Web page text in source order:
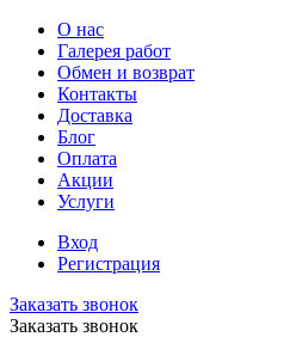
О нас
Галерея работ
Обмен и возврат
Контакты
Доставка
Блог
Оплата
Акции
Услуги
Вход
Регистрация
Заказать звонок
Заказать звонок